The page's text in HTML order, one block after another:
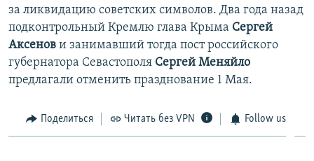
за ликвидацию советских символов. Два года назад
подконтрольный Кремлю глава Крыма Сергей
Аксенов и занимавший тогда пост российского
губернатора Севастополя Сергей Меняйло
предлагали отменить празднование 1 Мая.
Поделиться Читать без VPN Follow us